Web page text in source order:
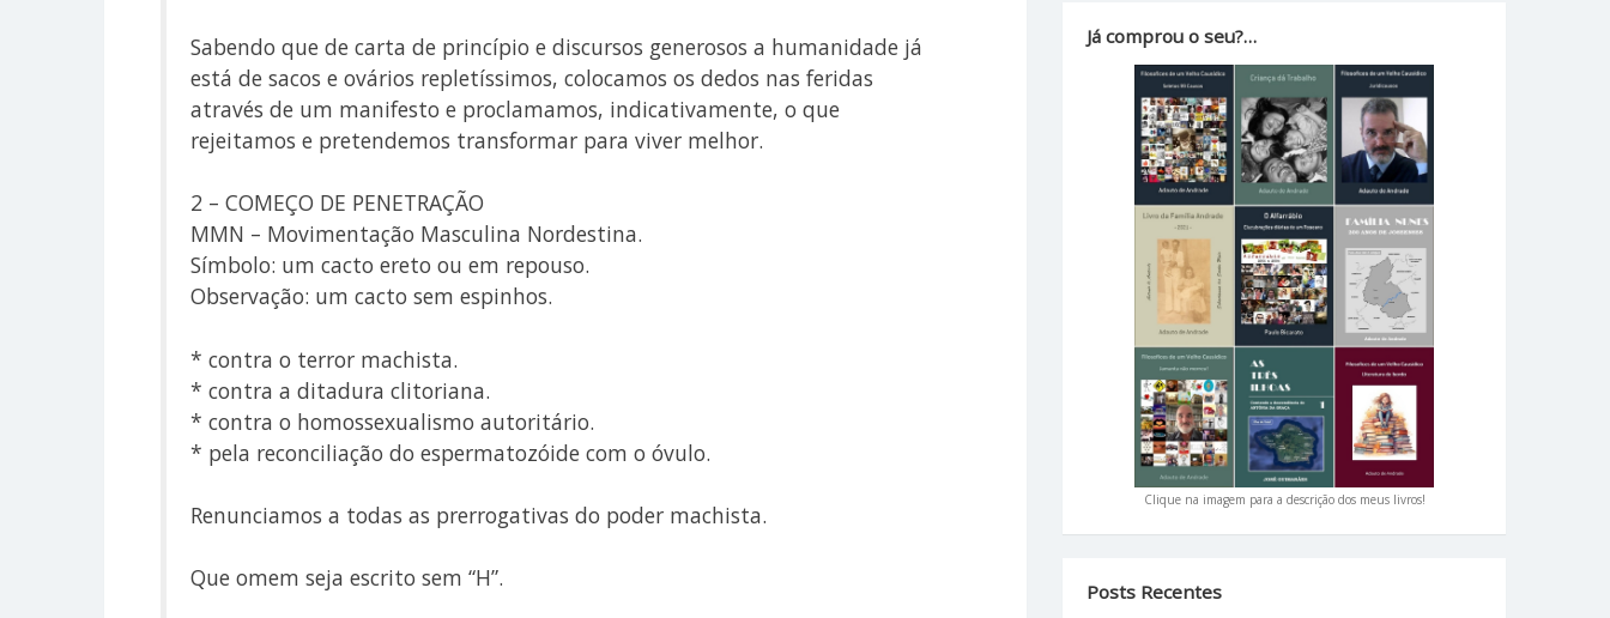
Sabendo que de carta de princípio e discursos generosos a humanidade já
está de sacos e ovários repletíssimos, colocamos os dedos nas feridas
através de um manifesto e proclamamos, indicativamente, o que
rejeitamos e pretendemos transformar para viver melhor.
2 – COMEÇO DE PENETRAÇÃO
MMN – Movimentação Masculina Nordestina.
Símbolo: um cacto ereto ou em repouso.
Observação: um cacto sem espinhos.
* contra o terror machista.
* contra a ditadura clitoriana.
* contra o homossexualismo autoritário.
* pela reconciliação do espermatozóide com o óvulo.
Renunciamos a todas as prerrogativas do poder machista.
Que omem seja escrito sem “H”.
Já comprou o seu?…
Clique na imagem para a descrição dos meus livros!
Posts Recentes